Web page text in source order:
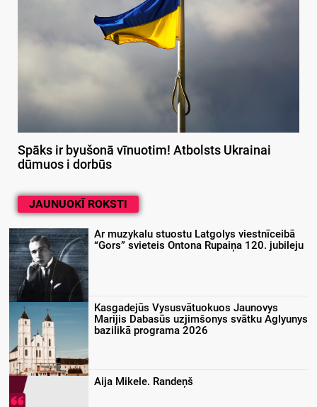
Spāks ir byušonā vīnuotim! Atbolsts Ukrainai
dūmuos i dorbūs
JAUNUOKĪ ROKSTI
Ar muzykalu stuostu Latgolys viestnīceibā
“Gors” svieteis Ontona Rupaiņa 120. jubileju
Kasgadejūs Vysusvātuokuos Jaunovys
Marijis Dabasūs uzjimšonys svātku Aglyunys
bazilikā programa 2026
Aija Mikele. Randeņš